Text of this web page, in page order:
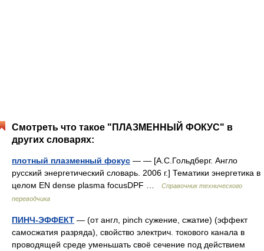
Смотреть что такое "ПЛАЗМЕННЫЙ ФОКУС" в
других словарях:
плотный плазменный фокус — — [А.С.Гольдберг. Англо
русский энергетический словарь. 2006 г.] Тематики энергетика в
целом EN dense plasma focusDPF …
Справочник технического
переводчика
ПИНЧ-ЭФФЕКТ — (от англ, pinch сужение, сжатие) (эффект
самосжатия разряда), свойство электрич. токового канала в
проводящей среде уменьшать своё сечение под действием